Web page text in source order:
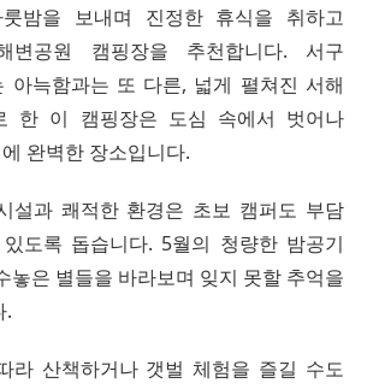
밤을 보내며 진정한 휴식을 취하고
변공원 캠핑장을 추천합니다. 서구
아늑함과는 또 다른, 넓게 펼쳐진 서해
한 이 캠핑장은 도심 속에서 벗어나
완벽한 장소입니다.
설과 쾌적한 환경은 초보 캠퍼도 부담
도록 돕습니다. 5월의 청량한 밤공기
놓은 별들을 바라보며 잊지 못할 추억을
.
라 산책하거나 갯벌 체험을 즐길 수도